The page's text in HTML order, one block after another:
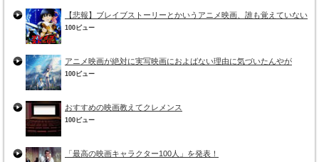
【悲報】ブレイブストーリーとかいうアニメ映画、誰も覚えていない
100ビュー
アニメ映画が絶対に実写映画におよばない理由に気づいたんやが
100ビュー
おすすめの映画教えてクレメンス
100ビュー
「最高の映画キャラクター100人」を発表！